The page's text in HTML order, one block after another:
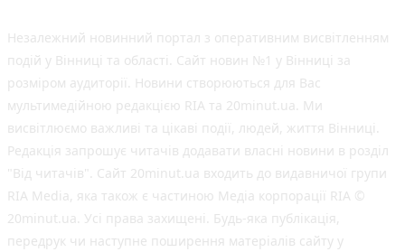
Незалежний новинний портал з оперативним висвітленням
подій у Вінниці та області. Сайт новин №1 у Вінниці за
розміром аудиторії. Новини створюються для Вас
мультимедійною редакцією RIA та 20minut.ua. Ми
висвітлюємо важливі та цікаві події, людей, життя Вінниці.
Редакція запрошує читачів додавати власні новини в розділ
"Від читачів". Сайт 20minut.ua входить до видавничої групи
RIA Media, яка також є частиною Медіа корпорації RIA ©
20minut.ua. Усі права захищені. Будь-яка публiкацiя,
передрук чи наступне поширення матеріалів сайту у